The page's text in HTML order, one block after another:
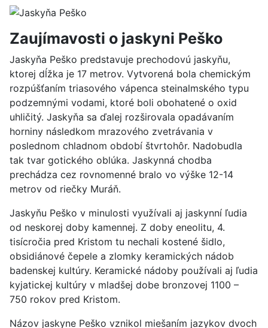
Zaujímavosti o jaskyni Peško
Jaskyňa Peško predstavuje prechodovú jaskyňu,
ktorej dĺžka je 17 metrov. Vytvorená bola chemickým
rozpúšťaním triasového vápenca steinalmského typu
podzemnými vodami, ktoré boli obohatené o oxid
uhličitý. Jaskyňa sa ďalej rozširovala opadávaním
horniny následkom mrazového zvetrávania v
poslednom chladnom období štvrtohôr. Nadobudla
tak tvar gotického oblúka. Jaskynná chodba
prechádza cez rovnomenné bralo vo výške 12-14
metrov od riečky Muráň.
Jaskyňu Peško v minulosti využívali aj jaskynní ľudia
od neskorej doby kamennej. Z doby eneolitu, 4.
tisícročia pred Kristom tu nechali kostené šidlo,
obsidiánové čepele a zlomky keramických nádob
badenskej kultúry. Keramické nádoby používali aj ľudia
kyjatickej kultúry v mladšej dobe bronzovej 1100 –
750 rokov pred Kristom.
Názov jaskyne Peško vznikol miešaním jazykov dvoch